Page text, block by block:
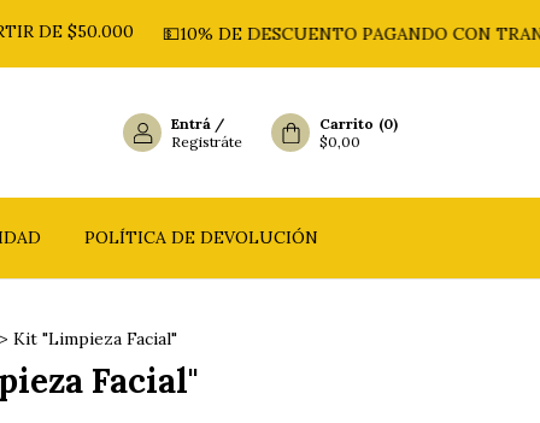
💵10% DE DESCUENTO PAGANDO CON
Entrá /
Registráte
Carrito (0)
$0,00
POLÍTICA DE DEVOLUCIÓN
> Kit "Limpieza Facial"
Facial"